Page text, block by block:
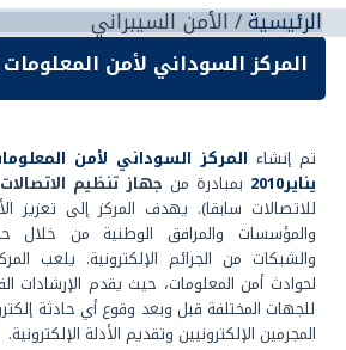
الرئيسية الأمن السيبراني
المركز السوداني لأمن المعلومات
تم إنشاء المركز السوداني لأمن
يناير2010
بمبادرة من جهاز تنظيم
للاتصالات سابقا). يهدف المركز إلى تعزيز
والمؤسسات والمرافق الوطنية من خلال
والشبكات من الجرائم الإلكترونية. يلعب
لحوادث أمن المعلومات، حيث يقدم الإرشادات
للجهات المختلفة قبل وبعد وقوع أي حادثة
المجرمين الإلكترونيين وتقديم الأدلة الإلكترونية.